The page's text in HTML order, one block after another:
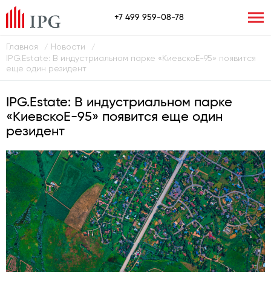
+7 499 959-08-78
Главная / Новости /
IPG.Estate: В индустриальном парке «КиевскоЕ-95» появится
еще один резидент
IPG.Estate: В индустриальном парке
«КиевскоЕ-95» появится еще один
резидент